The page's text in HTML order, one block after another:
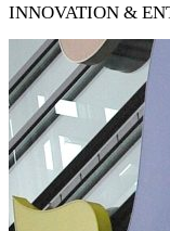
INNOVATION &